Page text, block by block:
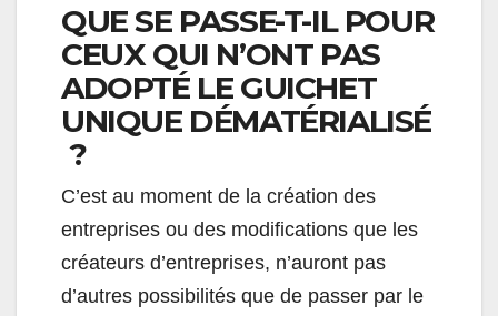
QUE SE PASSE-T-IL POUR
CEUX QUI N’ONT PAS
ADOPTÉ LE GUICHET
UNIQUE DÉMATÉRIALISÉ
?
C’est au moment de la création des
entreprises ou des modifications que les
créateurs d’entreprises, n’auront pas
d’autres possibilités que de passer par le